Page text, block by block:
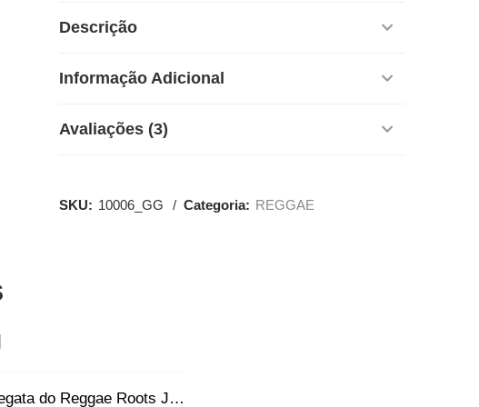
Descrição
Informação Adicional
Avaliações (3)
SKU: 10006_GG Categoria: REGGAE
Regata do Reggae Roots Jamaica Branco Jotaz Masculino